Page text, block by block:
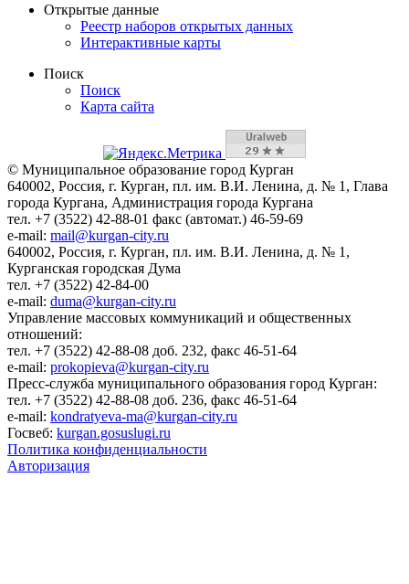
Открытые данные
Реестр наборов открытых данных
Интерактивные карты
Поиск
Поиск
Карта сайта
© Муниципальное образование город Курган
640002, Россия, г. Курган, пл. им. В.И. Ленина, д. № 1, Глава
города Кургана, Администрация города Кургана
тел. +7 (3522) 42-88-01 факс (автомат.) 46-59-69
e-mail: mail@kurgan-city.ru
640002, Россия, г. Курган, пл. им. В.И. Ленина, д. № 1,
Курганская городская Дума
тел. +7 (3522) 42-84-00
e-mail: duma@kurgan-city.ru
Управление массовых коммуникаций и общественных
отношений:
тел. +7 (3522) 42-88-08 доб. 232, факс 46-51-64
e-mail: prokopieva@kurgan-city.ru
Пресс-служба муниципального образования город Курган:
тел. +7 (3522) 42-88-08 доб. 236, факс 46-51-64
e-mail: kondratyeva-ma@kurgan-city.ru
Госвеб: kurgan.gosuslugi.ru
Политика конфиденциальности
Авторизация